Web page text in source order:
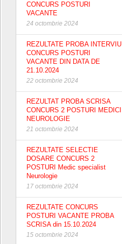
CONCURS POSTURI
VACANTE
24 octombrie 2024
REZULTATE PROBA INTERVIU
CONCURS POSTURI
VACANTE DIN DATA DE
21.10.2024
22 octombrie 2024
REZULTAT PROBA SCRISA
CONCURS 2 POSTURI MEDICI
NEUROLOGIE
21 octombrie 2024
REZULTATE SELECTIE
DOSARE CONCURS 2
POSTURI Medic specialist
Neurologie
17 octombrie 2024
REZULTATE CONCURS
POSTURI VACANTE PROBA
SCRISA din 15.10.2024
15 octombrie 2024